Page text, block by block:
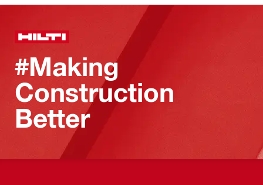
#Making
Construction
Better